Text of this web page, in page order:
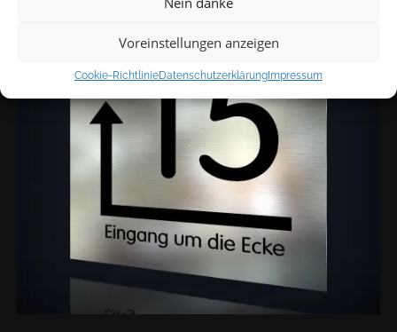
Voreinstellungen anzeigen
Cookie-RichtlinieDatenschutzerklärung Impressum